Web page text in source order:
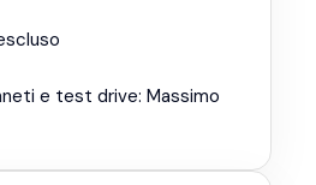
e test drive: Massimo